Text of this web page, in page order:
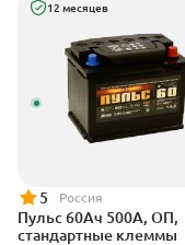
12 месяцев
5 Россия
Пульс 60Ач 500А, ОП,
стандартные клеммы